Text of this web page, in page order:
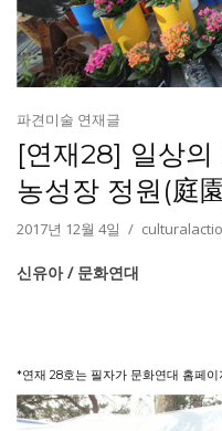
파견미술 연재글
[연재28] 일상
농성장 정원(庭
2017년 12월 4일
신유아 / 문화연대
*연재 28호는 필자가 문화연대 홈페